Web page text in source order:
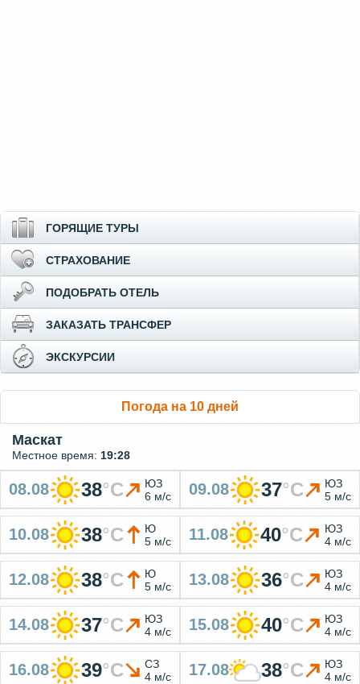
ГОРЯЩИЕ ТУРЫ
СТРАХОВАНИЕ
ПОДОБРАТЬ ОТЕЛЬ
ЗАКАЗАТЬ ТРАНСФЕР
ЭКСКУРСИИ
Погода на 10 дней
Маскат
Местное время: 19:28
08.08 38°C
ЮЗ
6 м/с
09.08 37°C
ЮЗ
5 м/с
10.08 38°C
Ю
5 м/с
11.08 40°C
ЮЗ
4 м/с
12.08 38°C
Ю
5 м/с
13.08 36°C
ЮЗ
4 м/с
14.08 37°C
ЮЗ
4 м/с
15.08 40°C
ЮЗ
4 м/с
16.08 39°C
СЗ
4 м/с
17.08 38°C
ЮЗ
4 м/с